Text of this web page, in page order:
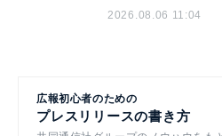
2026.08.06 11:04
広報初心者のための
プレスリリースの書き方